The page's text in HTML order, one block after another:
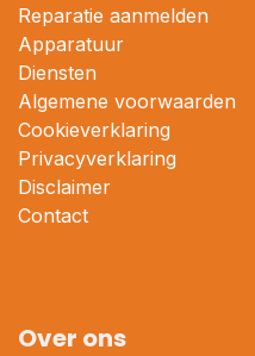
Reparatie aanmelden
Apparatuur
Diensten
Algemene voorwaarden
Cookieverklaring
Privacyverklaring
Disclaimer
Contact
Over ons